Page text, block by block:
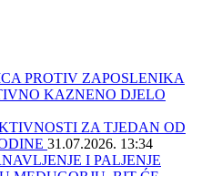
PROTIV ZAPOSLENIKA
KAZNENO DJELO
ZA TJEDAN OD
31.07.2026. 13:34
I PALJENJE